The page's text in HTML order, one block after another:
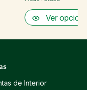
Ver
de Interior